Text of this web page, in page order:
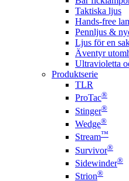
Taktiska ljus
Hands-free
Pennljus &
Ljus för en
Äventyr
Ultravioletta
Produktserie
TLR
ProTac®
Stinger®
Wedge®
Stream™
Survivor®
Sidewinder®
Strion®